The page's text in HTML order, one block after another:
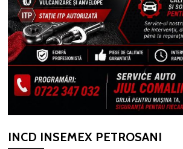
INCD INSEMEX PETROSANI